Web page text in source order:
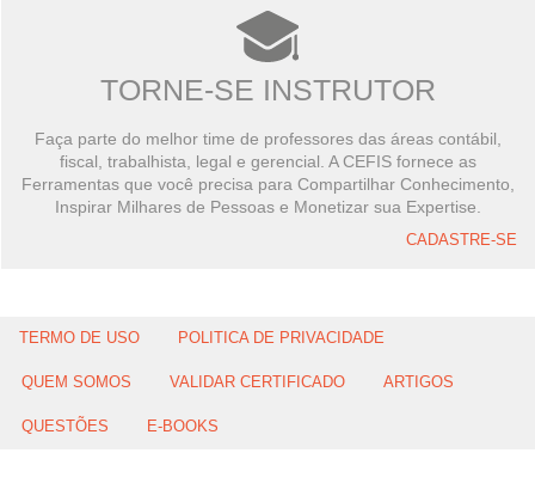
TORNE-SE INSTRUTOR
Faça parte do melhor time de professores das áreas contábil,
fiscal, trabalhista, legal e gerencial. A CEFIS fornece as
Ferramentas que você precisa para Compartilhar Conhecimento,
Inspirar Milhares de Pessoas e Monetizar sua Expertise.
CADASTRE-SE
TERMO DE USO POLITICA DE PRIVACIDADE
QUEM SOMOS VALIDAR CERTIFICADO ARTIGOS
QUESTÕES E-BOOKS